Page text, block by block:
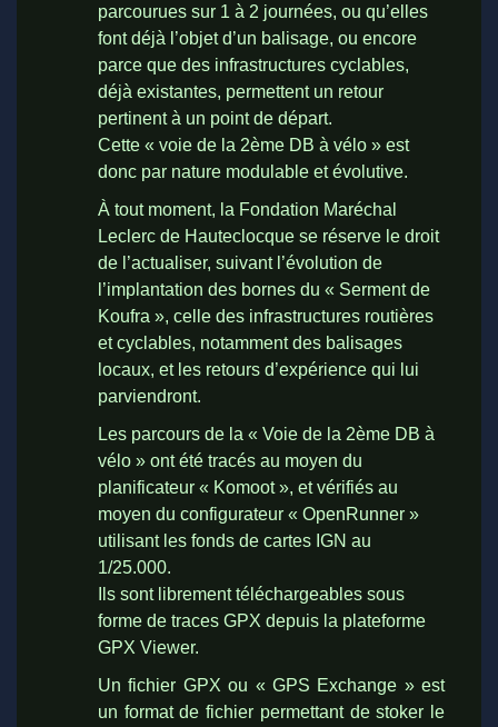
parcourues sur 1 à 2 journées, ou qu’elles
font déjà l’objet d’un balisage, ou encore
parce que des infrastructures cyclables,
déjà existantes, permettent un retour
pertinent à un point de départ.
Cette « voie de la 2ème DB à vélo » est
donc par nature modulable et évolutive.
À tout moment, la Fondation Maréchal
Leclerc de Hauteclocque se réserve le droit
de l’actualiser, suivant l’évolution de
l’implantation des bornes du « Serment de
Koufra », celle des infrastructures routières
et cyclables, notamment des balisages
locaux, et les retours d’expérience qui lui
parviendront.
Les parcours de la « Voie de la 2ème DB à
vélo » ont été tracés au moyen du
planificateur « Komoot », et vérifiés au
moyen du configurateur « OpenRunner »
utilisant les fonds de cartes IGN au
1/25.000.
Ils sont librement téléchargeables sous
forme de traces GPX depuis la plateforme
GPX Viewer.
Un fichier GPX ou « GPS Exchange » est
un format de fichier permettant de stoker le